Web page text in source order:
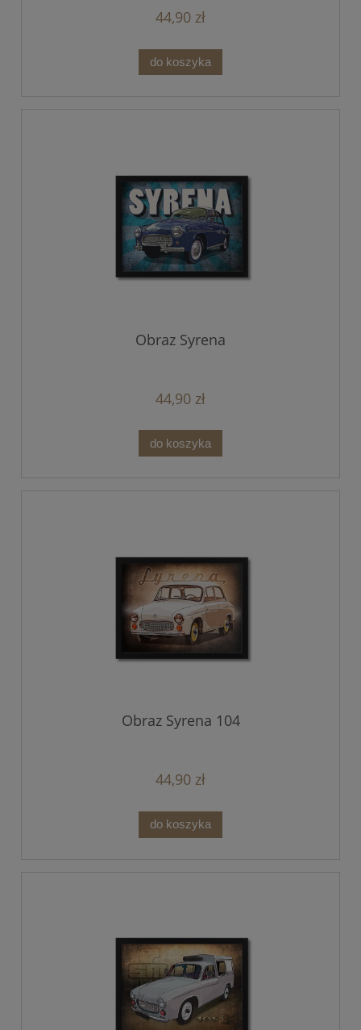
44,90 zł
do koszyka
Obraz Syrena
44,90 zł
do koszyka
Obraz Syrena 104
44,90 zł
do koszyka